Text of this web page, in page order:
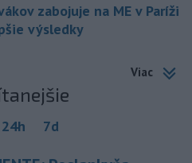
zabojuje na ME v Paríži
výsledky
Viac
24h 7d